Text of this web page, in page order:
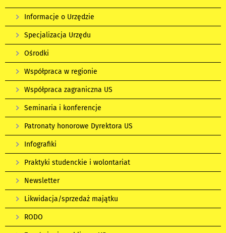
Informacje o Urzędzie
Specjalizacja Urzędu
Ośrodki
Współpraca w regionie
Współpraca zagraniczna US
Seminaria i konferencje
Patronaty honorowe Dyrektora US
Infografiki
Praktyki studenckie i wolontariat
Newsletter
Likwidacja/sprzedaż majątku
RODO